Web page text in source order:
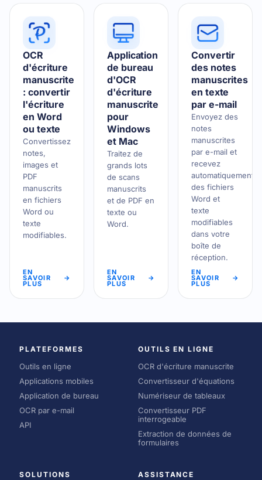
OCR
d'écriture
manuscrite
: convertir
l'écriture
en Word
ou texte
Convertissez
notes,
images et
PDF
manuscrits
en fichiers
Word ou
texte
modifiables.
EN
SAVOIR
PLUS
→
Application
de bureau
d'OCR
d'écriture
manuscrite
pour
Windows
et Mac
Traitez de
grands lots
de scans
manuscrits
et de PDF en
texte ou
Word.
EN
SAVOIR
PLUS
→
Convertir
des notes
manuscrites
en texte
par e-mail
Envoyez des
notes
manuscrites
par e-mail et
recevez
automatiquement
des fichiers
Word et
texte
modifiables
dans votre
boîte de
réception.
EN
SAVOIR
PLUS
→
PLATEFORMES
Outils en ligne
Applications mobiles
Application de bureau
OCR par e-mail
API
OUTILS EN LIGNE
OCR d'écriture manuscrite
Convertisseur d'équations
Numériseur de tableaux
Convertisseur PDF
interrogeable
Extraction de données de
formulaires
SOLUTIONS ASSISTANCE